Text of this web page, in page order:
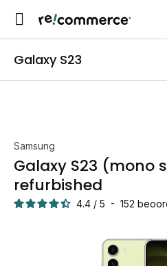
Galaxy S23
Samsung
Galaxy S23 (mono
refurbished
4.4 / 5 - 152